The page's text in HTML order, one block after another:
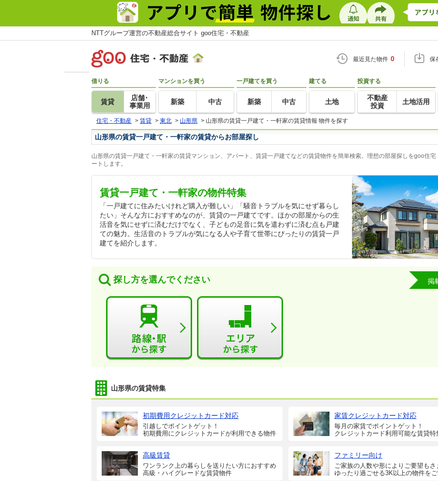
NTTグループ運営の不動産総合サイト goo住宅・不動産
最近見た物件 0 保
借りる
賃貸
店舗･
事業用
マンションを買う
新築 中古
一戸建てを買う
新築 中古
建てる
土地
投資する
不動産
投資
土地活用
住宅・不動産 > 賃貸 > 東北 > 山形県 > 山形県の賃貸一戸建て・一軒家の賃貸情報 物件を探す
山形県の賃貸一戸建て・一軒家の賃貸からお部屋探し
山形県の賃貸一戸建て・一軒家の賃貸マンション、アパート、賃貸一戸建てなどの賃貸物件を簡単検索。理想の部屋探しをgoo住宅
ートします。
賃貸一戸建て・一軒家の物件特集
「一戸建てに住みたいけれど購入が難しい」「騒音トラブルを気にせず暮らし
たい」そんな方におすすめなのが、賃貸の一戸建てです。ほかの部屋からの生
活音を気にせずに済むだけでなく、子どもの足音に気を遣わずに済む点も戸建
ての魅力。生活音のトラブルが気になる人や子育て世帯にぴったりの賃貸一戸
建てを紹介します。
探し方を選んでください 掲
山形県の賃貸特集
初期費用クレジットカード対応
引越しでポイントゲット！
初期費用にクレジットカードが利用できる物件
家賃クレジットカード対応
毎月の家賃でポイントゲット！
クレジットカード利用可能な賃貸特
高級賃貸
ワンランク上の暮らしを送りたい方におすすめ
高級・ハイグレードな賃貸物件
ファミリー向け
ご家族の人数や形によりご要望もさ
ゆったり過ごせる3K以上の物件をご